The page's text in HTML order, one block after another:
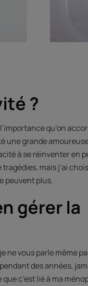
?
qu’on
une grande
à se réinventer en
mais j’ai
peuvent plus.
gérer la
ne vous parle même
des années,
c’est lié à ma